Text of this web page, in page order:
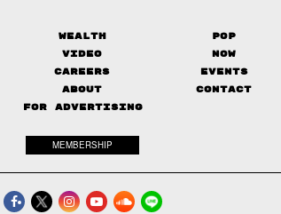
Wealth
Pop
Video
Now
Careers
Events
About
Contact
FOR ADVERTISING
MEMBERSHIP